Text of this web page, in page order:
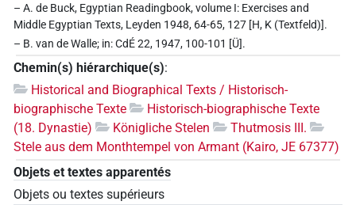
– A. de Buck, Egyptian Readingbook, volume I: Exercises and
Middle Egyptian Texts, Leyden 1948, 64-65, 127 [H, K (Textfeld)].
– B. van de Walle; in: CdÉ 22, 1947, 100-101 [Ü].
Chemin(s) hiérarchique(s):
Historical and Biographical Texts / Historisch-
biographische Texte
Historisch-biographische Texte
(18. Dynastie)
Königliche Stelen
Thutmosis III.
Stele aus dem Monthtempel von Armant (Kairo, JE 67377)
Objets et textes apparentés
Objets ou textes supérieurs